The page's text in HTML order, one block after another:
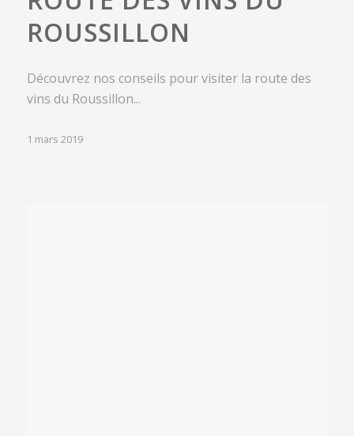
ROUSSILLON
Découvrez nos conseils pour visiter la route des
vins du Roussillon...
1 mars 2019